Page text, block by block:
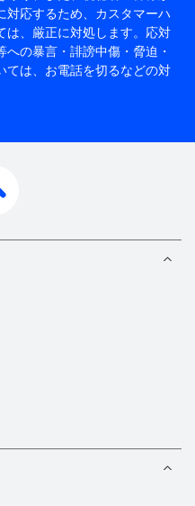
勝ラウンド：1番ホー
隆佑(TBSアナウンサ
月12日 太平洋クラブ
現在。変更となる場合
応するため、 カスタマーハ
は、厳正に対処します。応対
の暴言・誹謗中傷・脅迫・
ては、お電話を切るなどの対